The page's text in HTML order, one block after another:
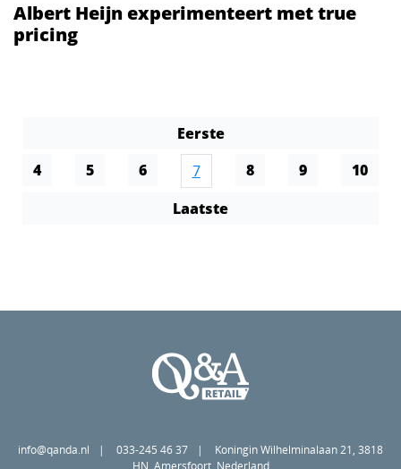
Albert Heijn experimenteert met true
pricing
Eerste
4
5 6 7 8 9
10
Laatste
info@qanda.nl 033-245 46 37
Koningin Wilhelminalaan 21, 3818